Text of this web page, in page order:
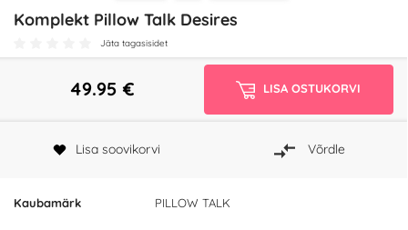
Komplekt Pillow Talk Desires
Jäta tagasisidet
Kaubamärk PILLOW TALK
49.95 € LISA OSTUKORVI
Lisa soovikorvi Võrdle